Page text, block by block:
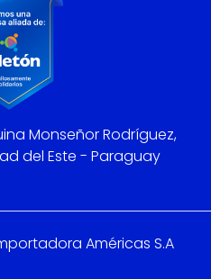
Monseñor Rodríguez,
del Este - Paraguay
Américas S.A